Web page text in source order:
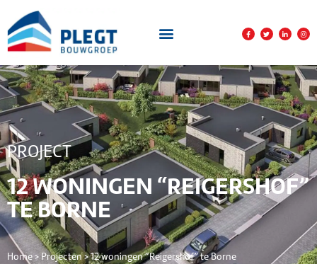
PROJECT
12 WONINGEN “REIGERSHOF”
TE BORNE
Home> Projecten>12 woningen “Reigershof” te Borne